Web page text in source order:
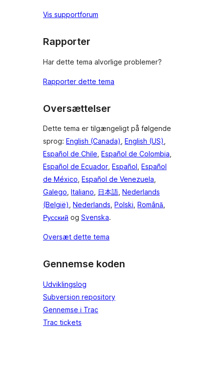
Vis supportforum
Rapporter
Har dette tema alvorlige problemer?
Rapporter dette tema
Oversættelser
Dette tema er tilgængeligt på følgende
sprog: English (Canada), English (US),
Español de Chile, Español de Colombia,
Español de Ecuador, Español, Español
de México, Español de Venezuela,
Galego, Italiano, 日本語, Nederlands
(België), Nederlands, Polski, Română,
Русский og Svenska.
Oversæt dette tema
Gennemse koden
Udviklingslog
Subversion repository
Gennemse i Trac
Trac tickets